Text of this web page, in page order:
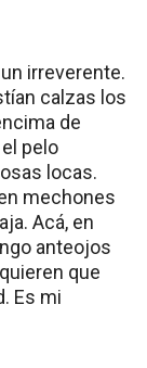
irreverente.
calzas los
de
pelo
locas.
mechones
Acá, en
anteojos
que
Es mi